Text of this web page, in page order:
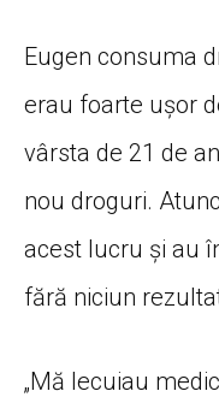
Eugen consuma
erau foarte ușor
vârsta de 21 de
nou droguri.
acest lucru și au
fără niciun
„Mă lecuiau